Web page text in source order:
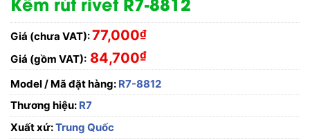
Giá (chưa VAT):77,000₫
Giá (gồm VAT): 84,700₫
Model / Mã đặt hàng: R7-8812
Thương hiệu: R7
Xuất xứ:Trung Quốc